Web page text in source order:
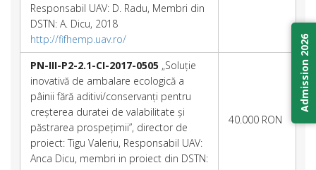
Responsabil UAV: D. Radu, Membri din
DSTN: A. Dicu, 2018
http://fifhemp.uav.ro/
PN-III-P2-2.1-CI-2017-0505 „Soluție
inovativă de ambalare ecologică a
pâinii fără aditivi/conservanți pentru
creșterea duratei de valabilitate și
păstrarea prospețimii”, director de
proiect: Tigu Valeriu, Responsabil UAV:
Anca Dicu, membri in proiect din DSTN:
40.000 RON
Admission 2026